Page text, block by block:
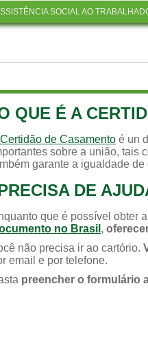
SOCIAL AO
QUE É A
Certidão de Casamento é un
sobre a união, tais
garante a igualdade
DE
que é possível obter
no Brasil ,
não precisa ir ao cartório.
email e por telefone.
preencher o formulário